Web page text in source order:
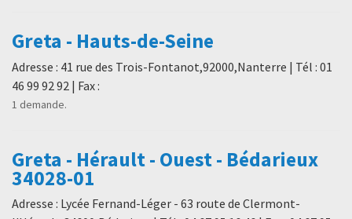
Greta - Hauts-de-Seine
Adresse : 41 rue des Trois-Fontanot,92000,Nanterre | Tél : 01
46 99 92 92 | Fax :
1 demande.
Greta - Hérault - Ouest - Bédarieux
34028-01
Adresse : Lycée Fernand-Léger - 63 route de Clermont-